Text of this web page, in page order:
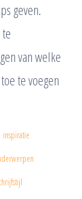
geven.
van welke
te voegen
inspiratie